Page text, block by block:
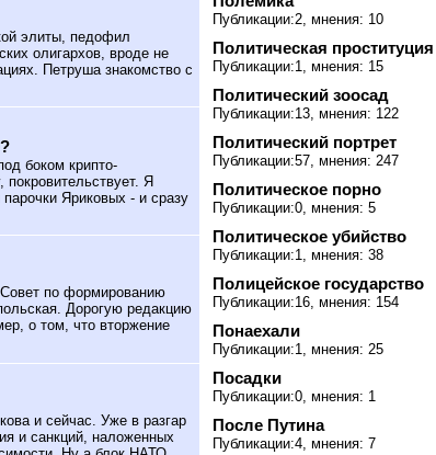
элиты, педофил
олигархов, вроде не
Петруша знакомство с
боком крипто-
Я
Яриковых - и сразу
Совет по формированию
Дорогую редакцию
о том, что вторжение
и сейчас. Уже в разгар
и санкций, наложенных
Публикации:2, мнения: 10
Политическая проституция
Публикации:1, мнения: 15
Политический зоосад
Публикации:13, мнения: 122
Политический портрет
Публикации:57, мнения: 247
Политическое порно
Публикации:0, мнения: 5
Политическое убийство
Публикации:1, мнения: 38
Полицейское государство
Публикации:16, мнения: 154
Понаехали
Публикации:1, мнения: 25
Посадки
Публикации:0, мнения: 1
После Путина
Публикации:4, мнения: 7